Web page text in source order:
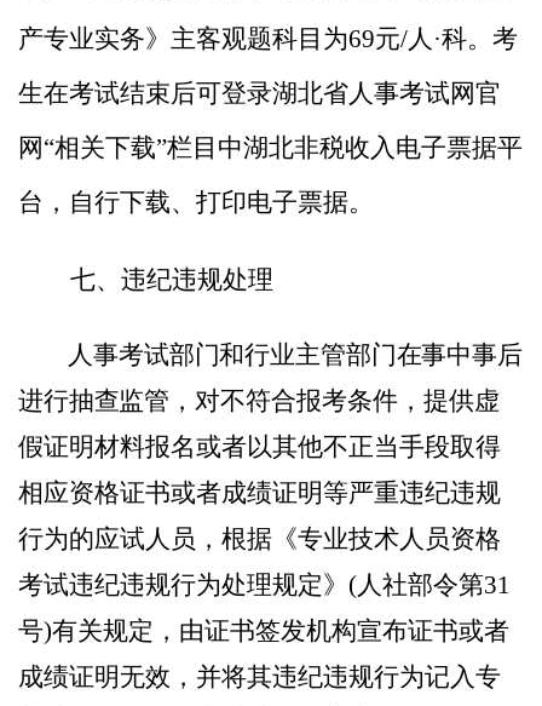
产专业实务》主客观题科目为69元/人 ·科。考
生在考试结束后可登录湖北省人事考试网官
网“相关下载”栏目中湖北非税收入电子票据平
台，自行下载、打印电子票据。
七、违纪违规处理
人事考试部门和行业主管部门在事中事后
进行抽查监管， 对不符合报考条件，提供虚
假证明材料报名或者以其他不正当手段取得
相应资格证书或者成绩证明等严重违纪违规
行为的应试人员，根据《专业技术人员资格
考试违纪违规行为处理规定》 (人社部令第31
号)有关规定，由证书签发机构宣布证书或者
成绩证明无效，并将其违纪违规行为记入专